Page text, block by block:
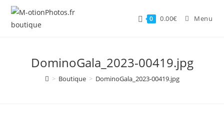
Skip
content
0 0.00€ Menu
DominoGala_2023-00419.jpg
> Boutique > DominoGala_2023-00419.jpg